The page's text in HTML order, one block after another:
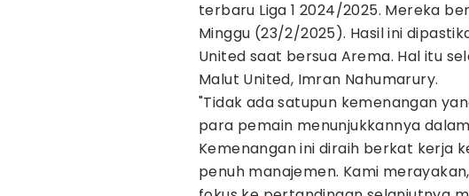
terbaru Liga 1 2024/2025. Mereka
Minggu (23/2/2025). Hasil ini
United saat bersua Arema. Hal itu
Malut United, Imran Nahumarury.
"Tidak ada satupun kemenangan
para pemain menunjukkannya
Kemenangan ini diraih berkat kerja
penuh manajemen. Kami